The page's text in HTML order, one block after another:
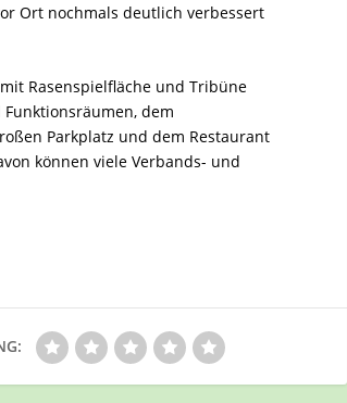
Ort nochmals deutlich verbessert
Rasenspielfläche und Tribüne
dem
Parkplatz und dem Restaurant
können viele Verbands- und